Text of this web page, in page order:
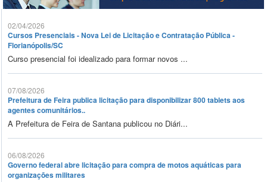
02/04/2026
Cursos Presenciais - Nova Lei de Licitação e Contratação Pública -
Florianópolis/SC
Curso presencial foi idealizado para formar novos ...
07/08/2026
Prefeitura de Feira publica licitação para disponibilizar 800 tablets aos
agentes comunitários..
A Prefeitura de Feira de Santana publicou no Diári...
06/08/2026
Governo federal abre licitação para compra de motos aquáticas para
organizações militares